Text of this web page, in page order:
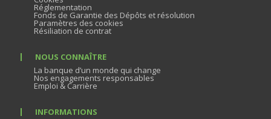
Réglementation
Fonds de Garantie des Dépôts et résolution
Paramètres des cookies
Résiliation de contrat
NOUS CONNAÎTRE
La banque d’un monde qui change
Nos engagements responsables
Emploi & Carrière
INFORMATIONS